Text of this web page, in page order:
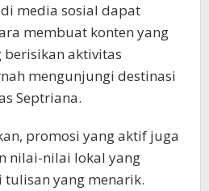
media sosial dapat
membuat konten yang
aktivitas
mengunjungi destinasi
Septriana.
promosi yang aktif juga
nilai-nilai lokal yang
yang menarik.